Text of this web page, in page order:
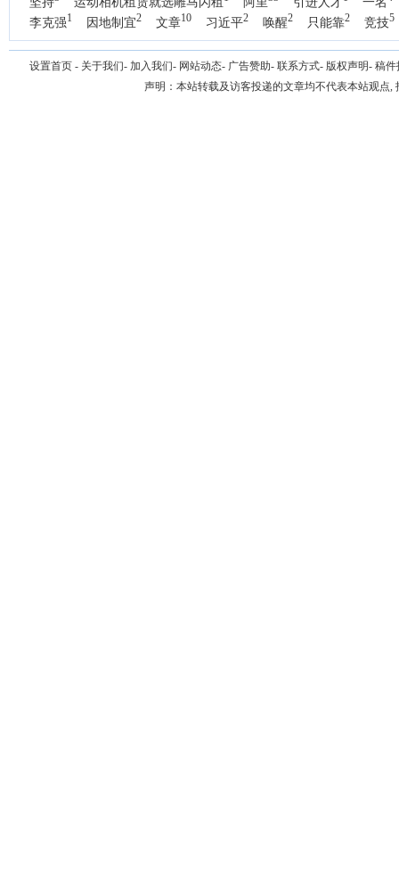
李克强1 因地制宜2 文章10 习近平2 唤醒2 只能靠2 竞技5
设置首页 - 关于我们- 加入我们- 网站动态- 广告赞助- 联系方式- 版权声明- 稿件
声明：本站转载及访客投递的文章均不代表本站观点